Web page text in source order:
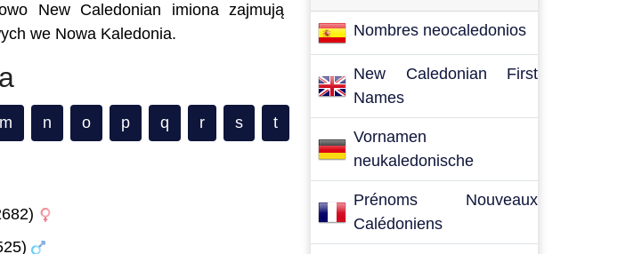
New Caledonian imiona zajmują
we Nowa Kaledonia.
m n o p q r s t
Nombres neocaledonios
New Caledonian First
Names
Vornamen
neukaledonische
Prénoms Nouveaux
Calédoniens